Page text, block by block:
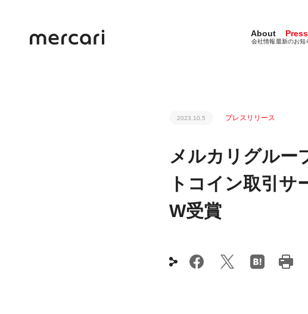
About
会社情報
Press
最新のお知
2023.10.5 プレスリリース
メルカリグルー
トコイン取引
W受賞